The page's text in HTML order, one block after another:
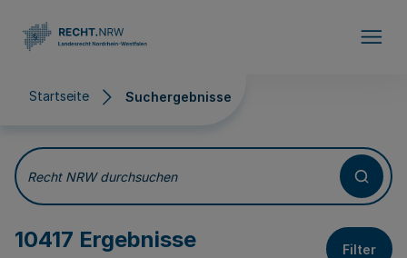
Startseite Suchergebnisse
Suchergebnisse
Recht NRW durchsuchen
10417 Ergebnisse Filter